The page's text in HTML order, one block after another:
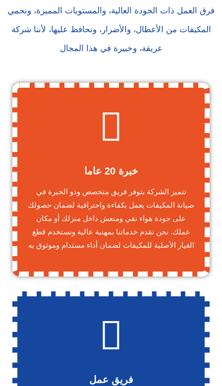
فرق العمل ذات الجودة العالية، والمستويات المميزة، ونحمي
المكيفات من الأعطال، والأضرار، ونحافظ عليها، لأننا شركة
عريقة، وخبيرة في هذا المجال
خبرة 20 عاما
تتميز الشركة بتوفر فريق متخصص وذو الخبرة في
صيانة المكيفات يعمل بكفاءة واحترافية لضمان حصولك
على جودة هواء نقي ومنعش داخل منزلك أو مكان
عملك. نحن نقدم خدماتنا بمهنية عالية ونستخدم قطع
الغيار الأصلية للمكيفات لضمان أداء مستدام وموثوق به
فريق عمل